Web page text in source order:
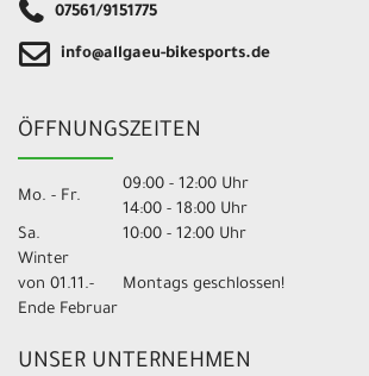
07561/9151775
info@allgaeu-bikesports.de
ÖFFNUNGSZEITEN
Mo. - Fr.
09:00 - 12:00 Uhr
14:00 - 18:00 Uhr
Sa.
10:00 - 12:00 Uhr
Winter
von 01.11.-
Ende Februar
Montags geschlossen!
UNSER UNTERNEHMEN